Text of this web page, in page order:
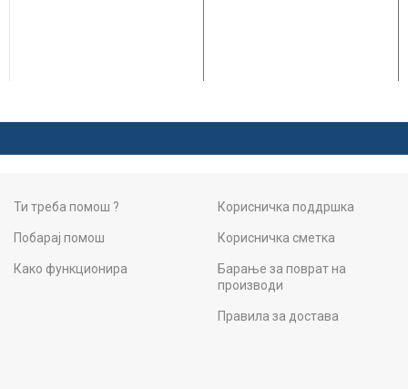
Ти треба помош ?
Побарај помош
Како функционира
Корисничка поддршка
Корисничка сметка
Барање за поврат на
производи
Правила за достава